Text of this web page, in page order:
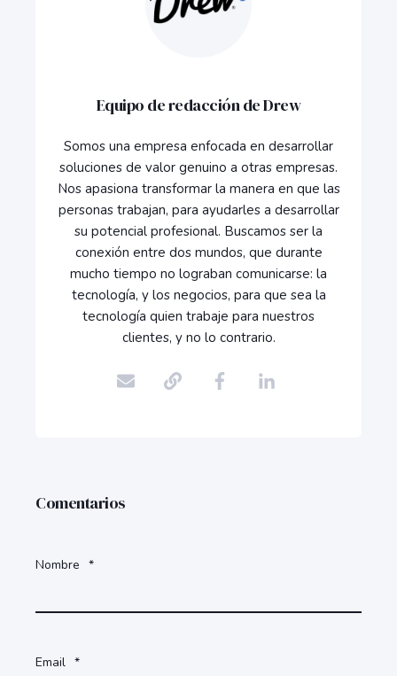
Equipo de redacción de Drew
Somos una empresa enfocada en desarrollar
soluciones de valor genuino a otras empresas.
Nos apasiona transformar la manera en que las
personas trabajan, para ayudarles a desarrollar
su potencial profesional. Buscamos ser la
conexión entre dos mundos, que durante
mucho tiempo no lograban comunicarse: la
tecnología, y los negocios, para que sea la
tecnología quien trabaje para nuestros
clientes, y no lo contrario.
Comentarios
Nombre *
Email *